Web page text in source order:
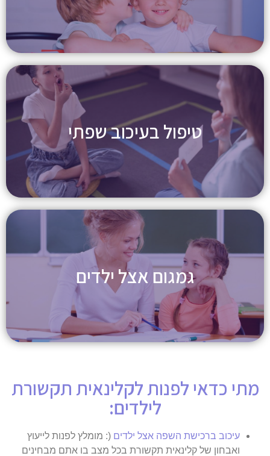
טיפול בעיכוב שפתי
גמגום אצל ילדים
מתי כדאי לפנות לקלינאית תקשורת
לילדים:
עיכוב ברכישת השפה אצל ילדים (: מומלץ לפנות לייעוץ
ואבחון של קלינאית תקשורת בכל מצב בו אתם מבחינים